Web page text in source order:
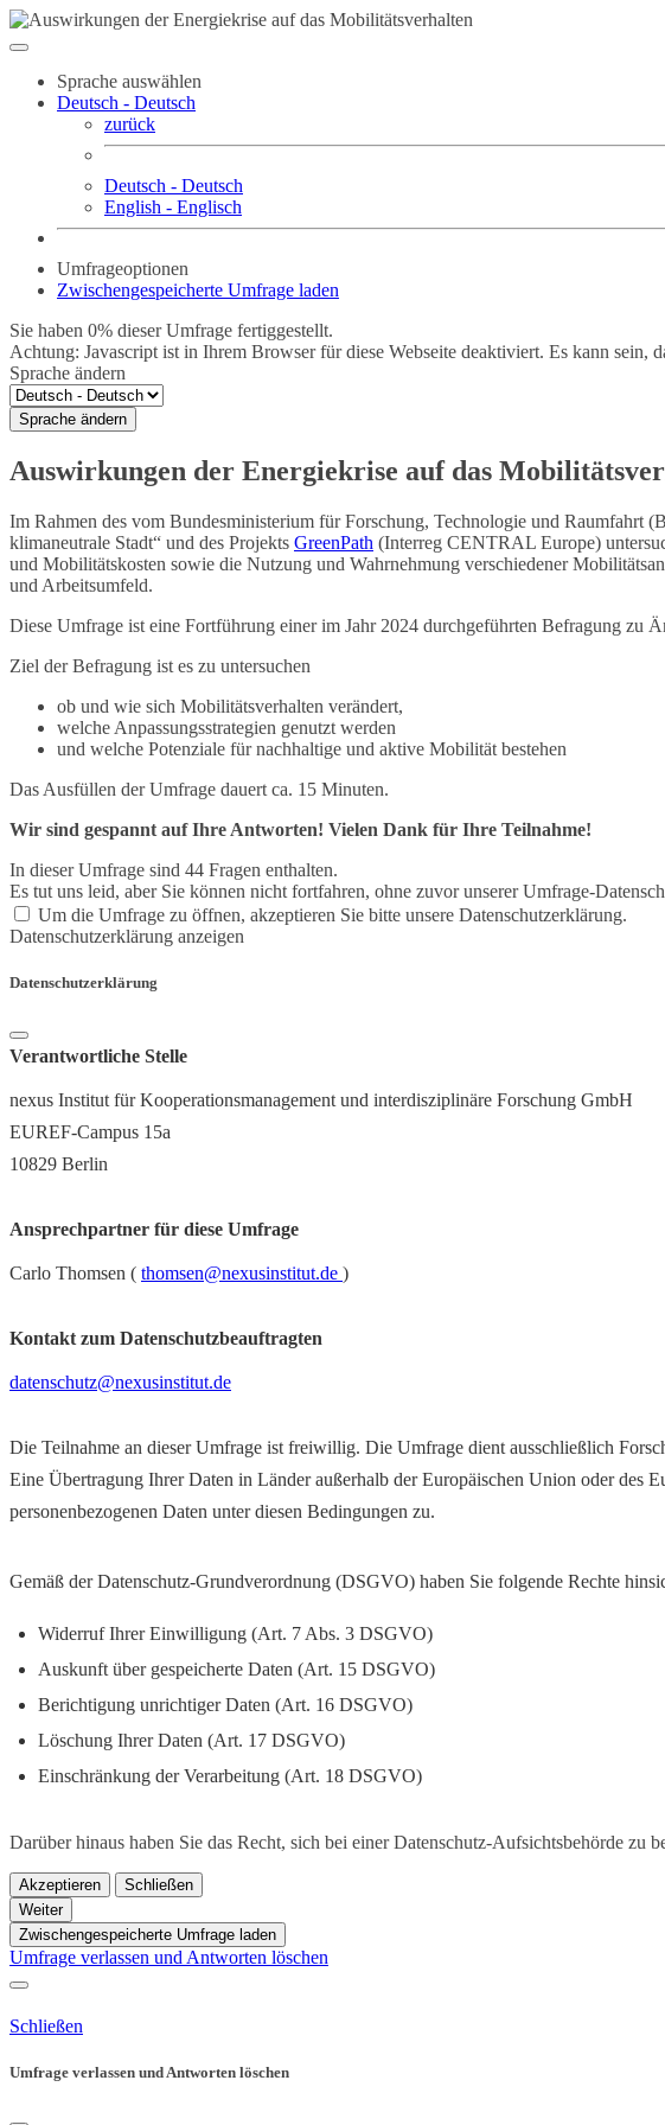
Sprache auswählen
Deutsch - Deutsch
zurück
Deutsch - Deutsch
English - Englisch
Umfrageoptionen
Zwischengespeicherte Umfrage laden
Sie haben 0% dieser Umfrage fertiggestellt.
Achtung: Javascript ist in Ihrem Browser für diese Webseite deaktiviert. Es kann
Sprache ändern
Sprache ändern
Auswirkungen der Energiekrise auf das
Im Rahmen des vom Bundesministerium für Forschung, Technologie und Raumfahrt
klimaneutrale Stadt“ und des Projekts GreenPath (Interreg CENTRAL Europe)
und Mobilitätskosten sowie die Nutzung und Wahrnehmung verschiedener
und Arbeitsumfeld.
Diese Umfrage ist eine Fortführung einer im Jahr 2024 durchgeführten Befragung zu
Ziel der Befragung ist es zu untersuchen
ob und wie sich Mobilitätsverhalten verändert,
welche Anpassungsstrategien genutzt werden
und welche Potenziale für nachhaltige und aktive Mobilität bestehen
Das Ausfüllen der Umfrage dauert ca. 15 Minuten.
Wir sind gespannt auf Ihre Antworten! Vielen Dank für Ihre Teilnahme!
In dieser Umfrage sind 44 Fragen enthalten.
Es tut uns leid, aber Sie können nicht fortfahren, ohne zuvor unserer Umfrage-
Um die Umfrage zu öffnen, akzeptieren Sie bitte unsere Datenschutzerklärung.
Datenschutzerklärung anzeigen
Datenschutzerklärung
Verantwortliche Stelle
nexus Institut für Kooperationsmanagement und interdisziplinäre Forschung GmbH
EUREF-Campus 15a
10829 Berlin
Ansprechpartner für diese Umfrage
Carlo Thomsen ( thomsen@nexusinstitut.de )
Kontakt zum Datenschutzbeauftragten
datenschutz@nexusinstitut.de
Die Teilnahme an dieser Umfrage ist freiwillig. Die Umfrage dient ausschließlich
Eine Übertragung Ihrer Daten in Länder außerhalb der Europäischen Union oder des
personenbezogenen Daten unter diesen Bedingungen zu.
Gemäß der Datenschutz-Grundverordnung (DSGVO) haben Sie folgende Rechte
Widerruf Ihrer Einwilligung (Art. 7 Abs. 3 DSGVO)
Auskunft über gespeicherte Daten (Art. 15 DSGVO)
Berichtigung unrichtiger Daten (Art. 16 DSGVO)
Löschung Ihrer Daten (Art. 17 DSGVO)
Einschränkung der Verarbeitung (Art. 18 DSGVO)
Darüber hinaus haben Sie das Recht, sich bei einer Datenschutz-Aufsichtsbehörde
Akzeptieren
Schließen
Weiter
Zwischengespeicherte Umfrage laden
Umfrage verlassen und Antworten löschen
Schließen
Umfrage verlassen und Antworten löschen